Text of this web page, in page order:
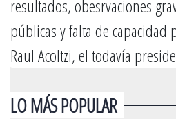
resultados, obesrvaciones
públicas y falta de
Raul Acoltzi, el todavía
LO MÁS POPULAR